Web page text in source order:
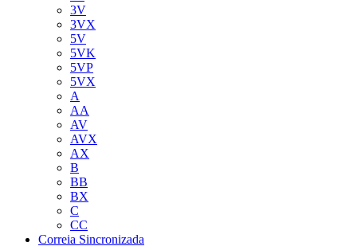
3V
3VX
5V
5VK
5VP
5VX
A
AA
AV
AVX
AX
B
BB
BX
C
CC
Correia Sincronizada